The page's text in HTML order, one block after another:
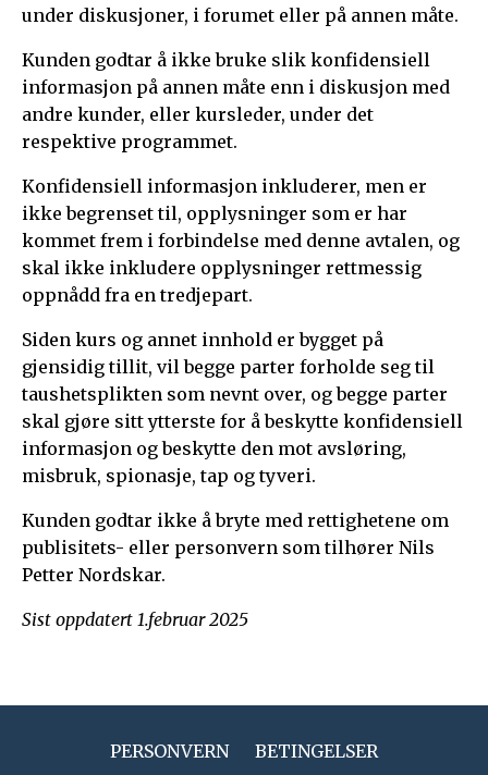
under diskusjoner, i forumet eller på annen måte.
Kunden godtar å ikke bruke slik konfidensiell
informasjon på annen måte enn i diskusjon med
andre kunder, eller kursleder, under det
respektive programmet.
Konfidensiell informasjon inkluderer, men er
ikke begrenset til, opplysninger som er har
kommet frem i forbindelse med denne avtalen, og
skal ikke inkludere opplysninger rettmessig
oppnådd fra en tredjepart.
Siden kurs og annet innhold er bygget på
gjensidig tillit, vil begge parter forholde seg til
taushetsplikten som nevnt over, og begge parter
skal gjøre sitt ytterste for å beskytte konfidensiell
informasjon og beskytte den mot avsløring,
misbruk, spionasje, tap og tyveri.
Kunden godtar ikke å bryte med rettighetene om
publisitets- eller personvern som tilhører Nils
Petter Nordskar.
Sist oppdatert 1.februar 2025
PERSONVERN BETINGELSER